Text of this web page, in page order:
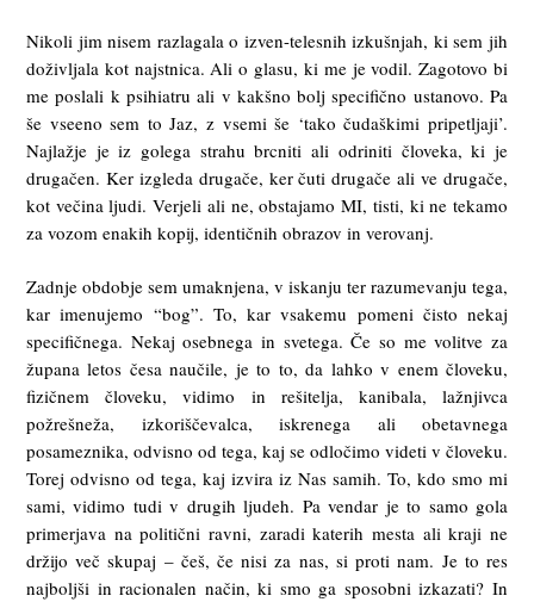
Nikoli jim nisem razlagala o izven-telesnih izkušnjah, ki sem jih
doživljala kot najstnica. Ali o glasu, ki me je vodil. Zagotovo bi
me poslali k psihiatru ali v kakšno bolj specifično ustanovo. Pa
še vseeno sem to Jaz, z vsemi še ‘tako čudaškimi pripetljaji’.
Najlažje je iz golega strahu brcniti ali odriniti človeka, ki je
drugačen. Ker izgleda drugače, ker čuti drugače ali ve drugače,
kot večina ljudi. Verjeli ali ne, obstajamo MI, tisti, ki ne tekamo
za vozom enakih kopij, identičnih obrazov in verovanj.
Zadnje obdobje sem umaknjena, v iskanju ter razumevanju tega,
kar imenujemo “bog”. To, kar vsakemu pomeni čisto nekaj
specifičnega. Nekaj osebnega in svetega. Če so me volitve za
župana letos česa naučile, je to to, da lahko v enem človeku,
fizičnem človeku, vidimo in rešitelja, kanibala, lažnjivca
požrešneža, izkoriščevalca, iskrenega ali obetavnega
posameznika, odvisno od tega, kaj se odločimo videti v človeku.
Torej odvisno od tega, kaj izvira iz Nas samih. To, kdo smo mi
sami, vidimo tudi v drugih ljudeh. Pa vendar je to samo gola
primerjava na politični ravni, zaradi katerih mesta ali kraji ne
držijo več skupaj – češ, če nisi za nas, si proti nam. Je to res
najboljši in racionalen način, ki smo ga sposobni izkazati? In